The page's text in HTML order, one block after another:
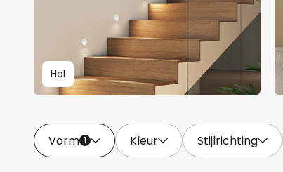
Hal
Vorm 1 Kleur Stijlrichting